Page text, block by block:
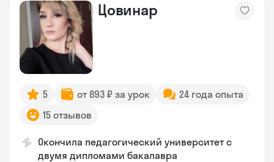
Цовинар
5 от 893 ₽ за урок
24 года опыта
15 отзывов
Окончила педагогический университет с
двумя дипломами бакалавра